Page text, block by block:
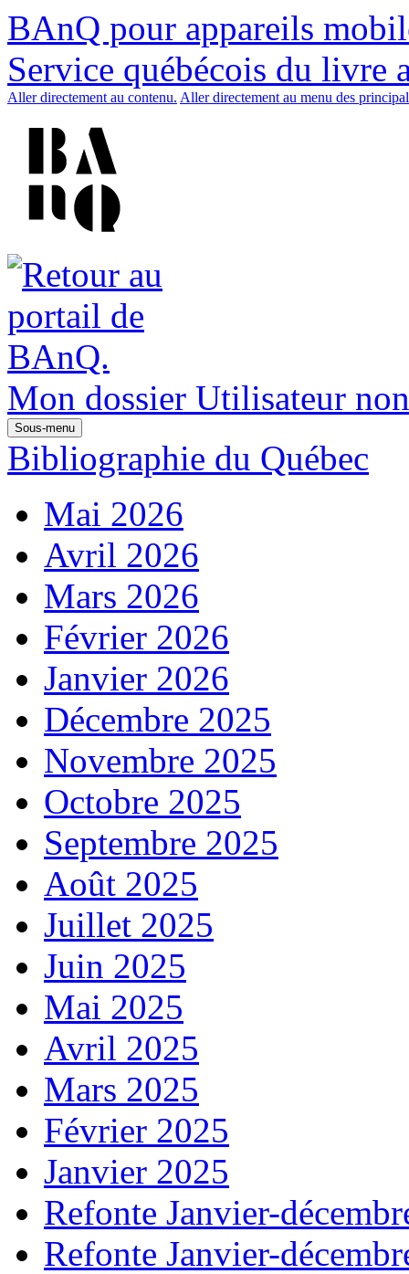
BAnQ pour appareils
Service québécois du livre
Aller directement au contenu. Aller directement au menu des
Mon dossier Utilisateur
Sous-menu
Bibliographie du Québec
Mai 2026
Avril 2026
Mars 2026
Février 2026
Janvier 2026
Décembre 2025
Novembre 2025
Octobre 2025
Septembre 2025
Août 2025
Juillet 2025
Juin 2025
Mai 2025
Avril 2025
Mars 2025
Février 2025
Janvier 2025
Refonte Janvier-
Refonte Janvier-